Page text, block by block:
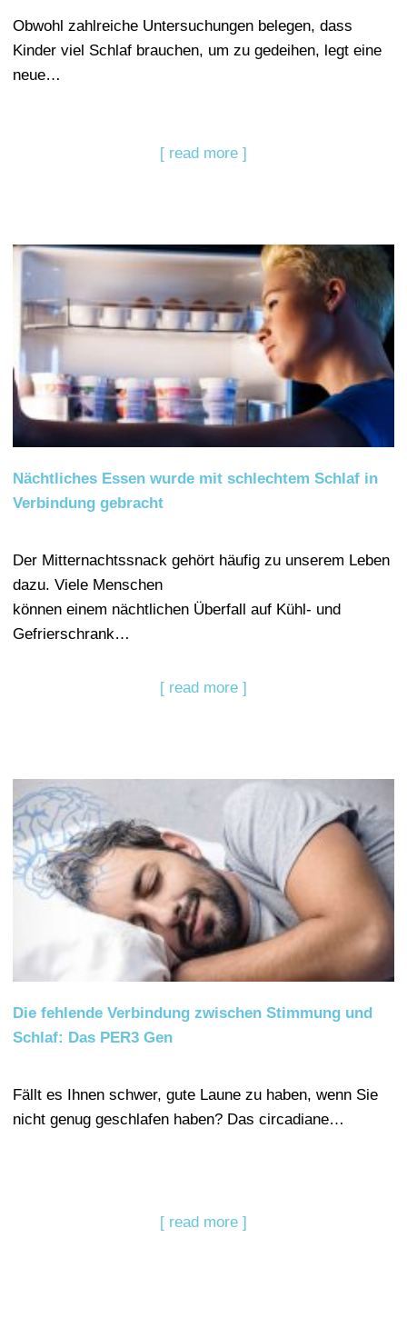
Obwohl zahlreiche Untersuchungen belegen, dass
Kinder viel Schlaf brauchen, um zu gedeihen, legt eine
neue…
[ read more ]
Nächtliches Essen wurde mit schlechtem Schlaf in
Verbindung gebracht
Der Mitternachtssnack gehört häufig zu unserem Leben
dazu. Viele Menschen
können einem nächtlichen Überfall auf Kühl- und
Gefrierschrank…
[ read more ]
Die fehlende Verbindung zwischen Stimmung und
Schlaf: Das PER3 Gen
Fällt es Ihnen schwer, gute Laune zu haben, wenn Sie
nicht genug geschlafen haben? Das circadiane…
[ read more ]